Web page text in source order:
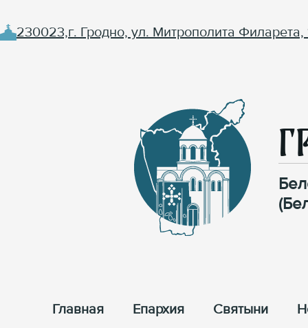
230023,г. Гродно, ул. Митрополита Филарета,
Главная Епархия Cвятыни